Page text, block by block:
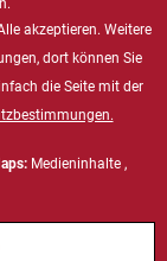
akzeptieren. Weitere
dort können Sie
die Seite mit der
Medieninhalte ,